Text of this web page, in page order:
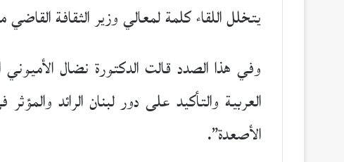
يتخلل اللقاء كلمة لمعالي وزير الثقافة
وفي هذا الصدد قالت الدكتورة نضال الأميوني
العربية والتأكيد على دور لبنان الرائد
الأصعدة”.